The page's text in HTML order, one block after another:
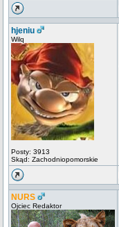
hjeniu
Wilq
Posty: 3913
Skąd: Zachodniopomorskie
NURS
Ojciec Redaktor